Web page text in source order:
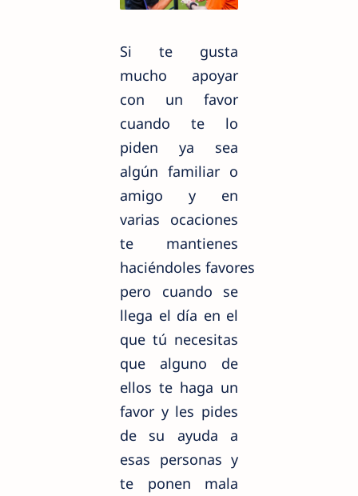
Si te gusta
mucho apoyar
con un favor
cuando te lo
piden ya sea
algún familiar o
amigo y en
varias ocaciones
te mantienes
haciéndoles favores
pero cuando se
llega el día en el
que tú necesitas
que alguno de
ellos te haga un
favor y les pides
de su ayuda a
esas personas y
te ponen mala